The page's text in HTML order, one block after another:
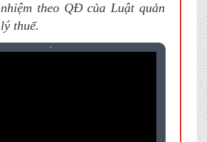
nhiệm theo QĐ của Luật quản
lý thuế.